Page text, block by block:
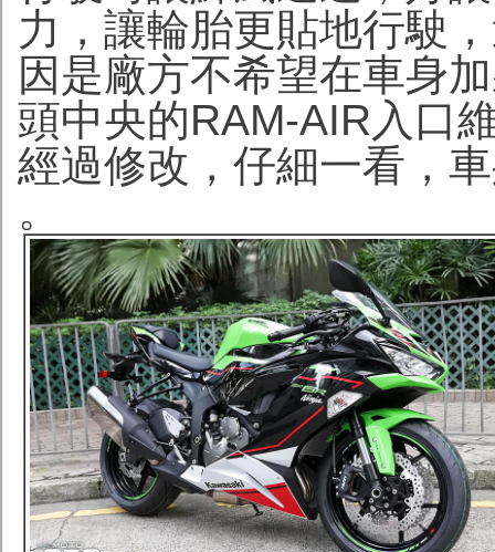
力，讓輪胎更貼地行駛
因是廠方不希望在車身
頭中央的RAM-AIR入口
經過修改，仔細一看，
。